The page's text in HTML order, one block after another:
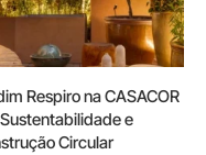
Respiro na CASACOR
e
Circular